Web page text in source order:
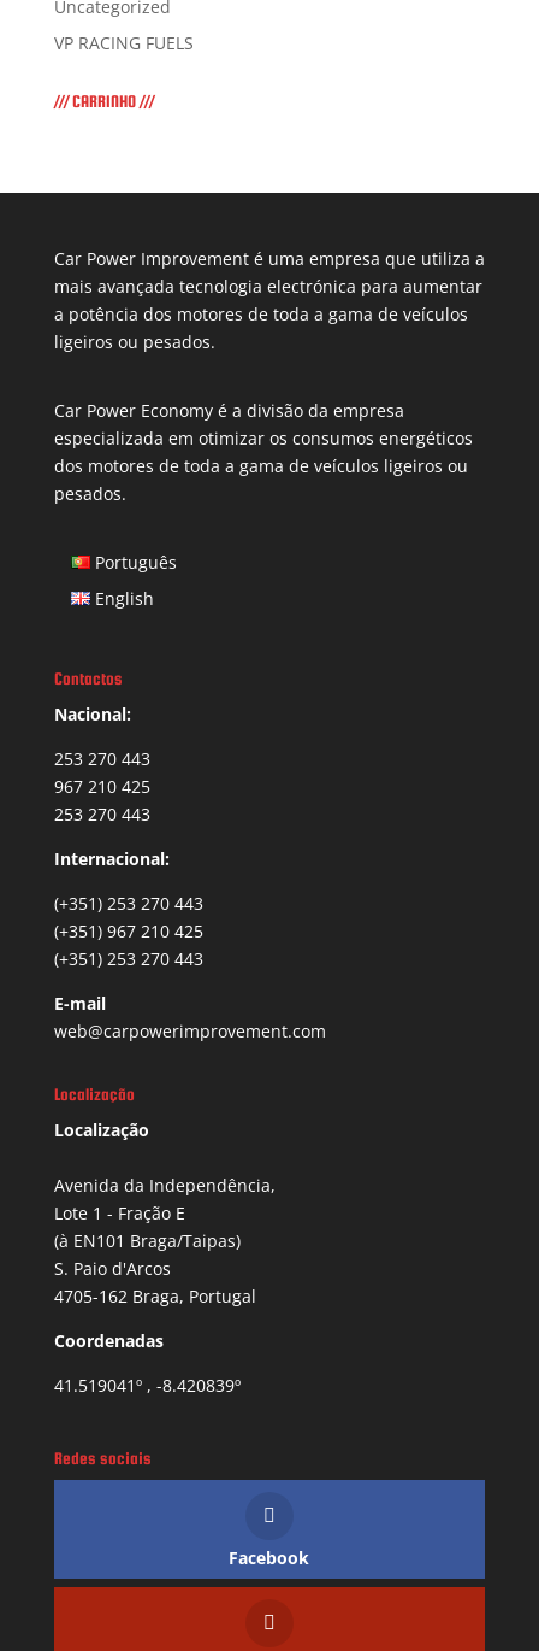
Uncategorized
VP RACING FUELS
/// CARRINHO ///
Car Power Improvement é uma empresa que utiliza a
mais avançada tecnologia electrónica para aumentar
a potência dos motores de toda a gama de veículos
ligeiros ou pesados.
Car Power Economy é a divisão da empresa
especializada em otimizar os consumos energéticos
dos motores de toda a gama de veículos ligeiros ou
pesados.
Português
English
Contactos
Nacional:
253 270 443
967 210 425
253 270 443
Internacional:
(+351) 253 270 443
(+351) 967 210 425
(+351) 253 270 443
E-mail
web@carpowerimprovement.com
Localização
Localização
Avenida da Independência,
Lote 1 - Fração E
(à EN101 Braga/Taipas)
S. Paio d'Arcos
4705-162 Braga, Portugal
Coordenadas
41.519041º , -8.420839º
Redes sociais
Facebook